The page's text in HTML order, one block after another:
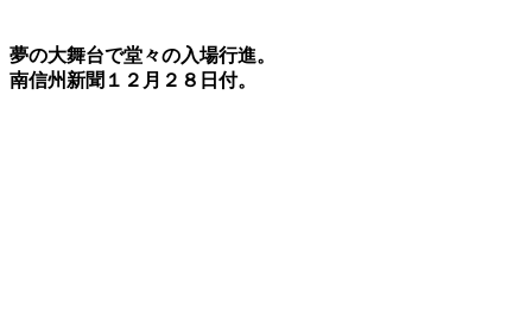
夢の大舞台で堂々の入場行進。
南信州新聞１２月２８日付。